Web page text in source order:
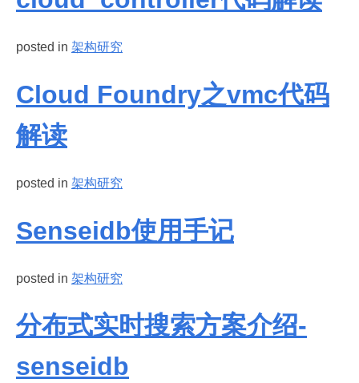
posted in 架构研究
Cloud Foundry之vmc代码
解读
posted in 架构研究
Senseidb使用手记
posted in 架构研究
分布式实时搜索方案介绍-
senseidb